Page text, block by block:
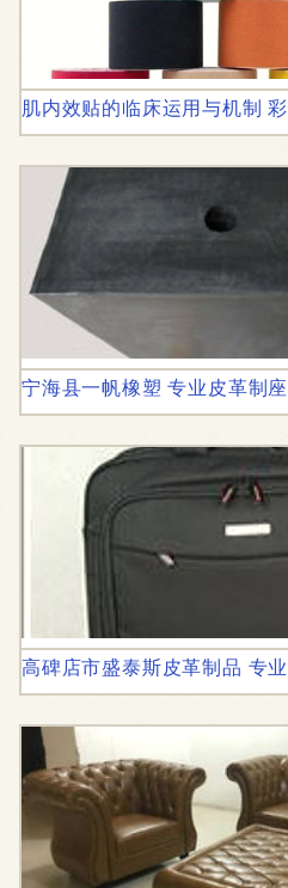
肌内效贴的临床运用与机制
宁海县一帆橡塑 专业皮革制
高碑店市盛泰斯皮革制品 专